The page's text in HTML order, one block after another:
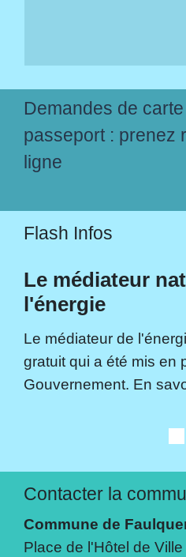
Demandes de
passeport : prenez
ligne
Flash Infos
Le médiateur
l'énergie
Le médiateur de
gratuit qui a été mis en
Gouvernement. En
Contacter la
Commune de
Place de l'Hôtel de